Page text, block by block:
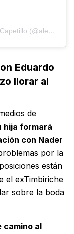
Una publicación compartida por Alejandra Capetillo (@alecapetilloga)
Eduardo
llorar al
de
hija formará
con Nader
por la
están
el exTimbiriche
sobre la boda
camino al